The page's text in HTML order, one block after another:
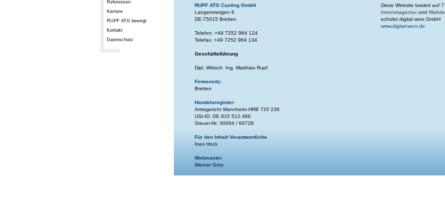
Referenzen
Karriere
RUPF ATG bewegt
Kontakt
Datenschutz
RUPF ATG Casting GmbH
Langenmorgen 6
DE-75015 Bretten
Telefon: +49 7252 964 124
Telefax: +49 7252 964 134
Geschäftsführung
Dipl. Wirtsch. Ing. Matthias Rupf
Firmensitz:
Bretten
Handelsregister:
Amtsgericht Mannheim HRB 720 238
USt-ID: DE 815 512 486
Steuer-Nr: 30064 / 66728
Für den Inhalt Verantwortliche
Ines Hock
Webmaster
Werner Götz
Diese Website basiert auf
Internetagenturund
echolot digital worx GmbH
www.digital-worx.de